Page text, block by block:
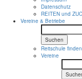
Datenschutz
REITEN und
Vereine & Betriebe
Suchen
Reitschule finden
Vereine